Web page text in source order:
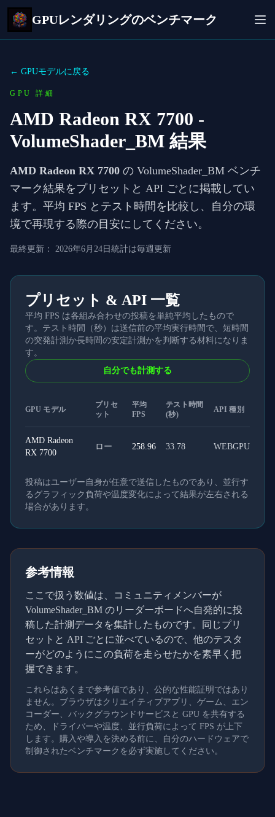
GPUレンダリングのベンチマーク
← GPUモデルに戻る
GPU 詳細
AMD Radeon RX 7700 -
VolumeShader_BM 結果
AMD Radeon RX 7700 の VolumeShader_BM ベンチ
マーク結果をプリセットと API ごとに掲載してい
ます。平均 FPS とテスト時間を比較し、自分の環
境で再現する際の目安にしてください。
最終更新： 2026年6月24日 統計は毎週更新
プリセット & API 一覧
平均 FPS は各組み合わせの投稿を単純平均したもので
す。テスト時間（秒）は送信前の平均実行時間で、短時間
の突発計測か長時間の安定計測かを判断する材料になりま
す。
自分でも計測する
GPU モデル
プリセ
ット
平均
FPS
テスト時間
(秒)
API 種別
AMD Radeon
RX 7700
ロー 258.96 33.78 WEBGPU
投稿はユーザー自身が任意で送信したものであり、並行す
るグラフィック負荷や温度変化によって結果が左右される
場合があります。
参考情報
ここで扱う数値は、コミュニティメンバーが
VolumeShader_BM のリーダーボードへ自発的に投
稿した計測データを集計したものです。同じプリ
セットと API ごとに並べているので、他のテスタ
ーがどのようにこの負荷を走らせたかを素早く把
握できます。
これらはあくまで参考値であり、公的な性能証明ではあり
ません。ブラウザはクリエイティブアプリ、ゲーム、エン
コーダー、バックグラウンドサービスと GPU を共有する
ため、ドライバーや温度、並行負荷によって FPS が上下
します。購入や導入を決める前に、自分のハードウェアで
制御されたベンチマークを必ず実施してください。